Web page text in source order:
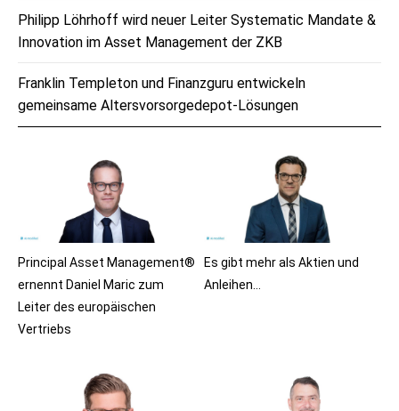
Principal Asset Management®
ernennt Daniel Maric zum
Leiter des europäischen
Vertriebs
Es gibt mehr als Aktien und
Anleihen…
Philipp Löhrhoff wird neuer Leiter Systematic Mandate &
Innovation im Asset Management der ZKB
Franklin Templeton und Finanzguru entwickeln
gemeinsame Altersvorsorgedepot-Lösungen